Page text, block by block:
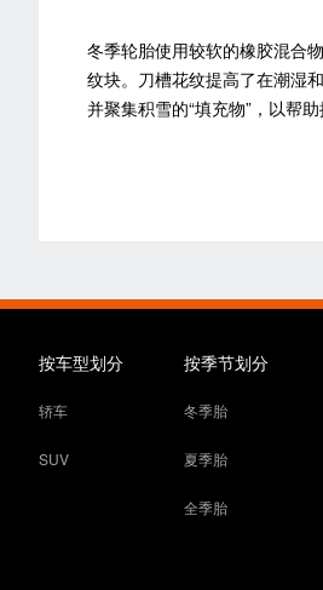
冬季轮胎使用较软的橡胶混合
纹块。刀槽花纹提高了在潮湿
并聚集积雪的“填充物”，以帮助
按车型划分
轿车
SUV
按季节划分
冬季胎
夏季胎
全季胎